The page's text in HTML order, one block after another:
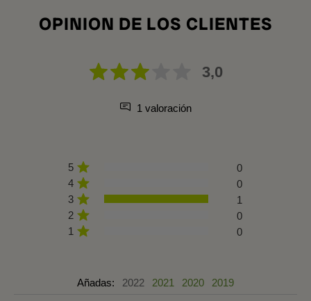
OPINION DE LOS CLIENTES
3,0
1 valoración
5
0
4
0
3
1
2
0
1
0
Añadas: 2022 2021 2020 2019